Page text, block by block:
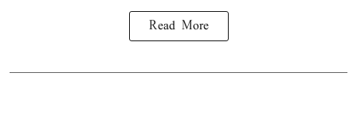
Read More